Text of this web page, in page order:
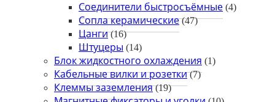
Соединители быстросъёмные (4)
Сопла керамические (47)
Цанги (16)
Штуцеры (14)
Блок жидкостного охлаждения (1)
Кабельные вилки и розетки (7)
Клеммы заземления (19)